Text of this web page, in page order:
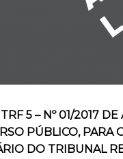
5 – Nº 01/2017
PÚBLICO, PARA
DO TRIBUNAL